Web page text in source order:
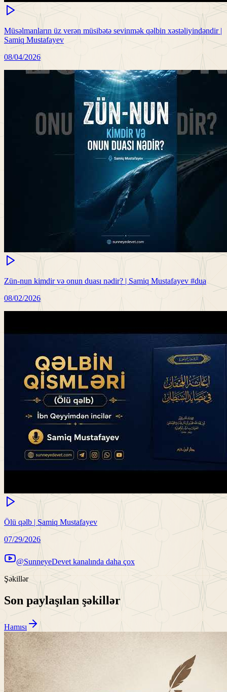
Müsəlmanların üz verən müsibətə sevinmək qəlbin xəstəliyindəndir |
Samiq Mustafayev
08/04/2026
Zün-nun kimdir və onun duası nədir? | Samiq Mustafayev #dua
08/02/2026
Ölü qəlb | Samiq Mustafayev
07/29/2026
@SunneyeDevet kanalında daha çox
Şəkillər
Son paylaşılan şəkillər
Hamısı